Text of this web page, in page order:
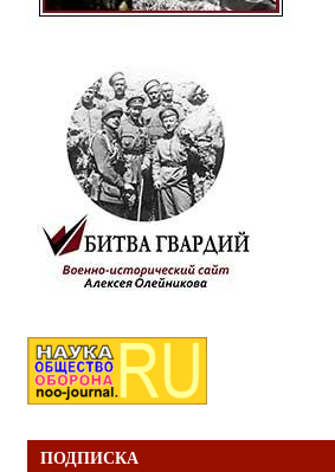
ПОДПИСКА